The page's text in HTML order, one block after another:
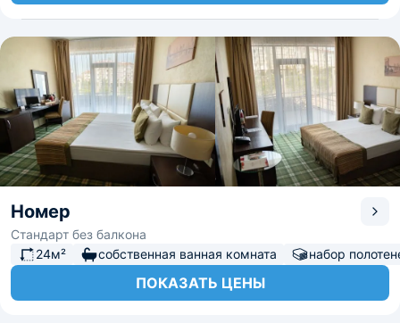
Номер
Стандарт без балкона
24м²
собственная ванная комната набор
ПОКАЗАТЬ ЦЕНЫ